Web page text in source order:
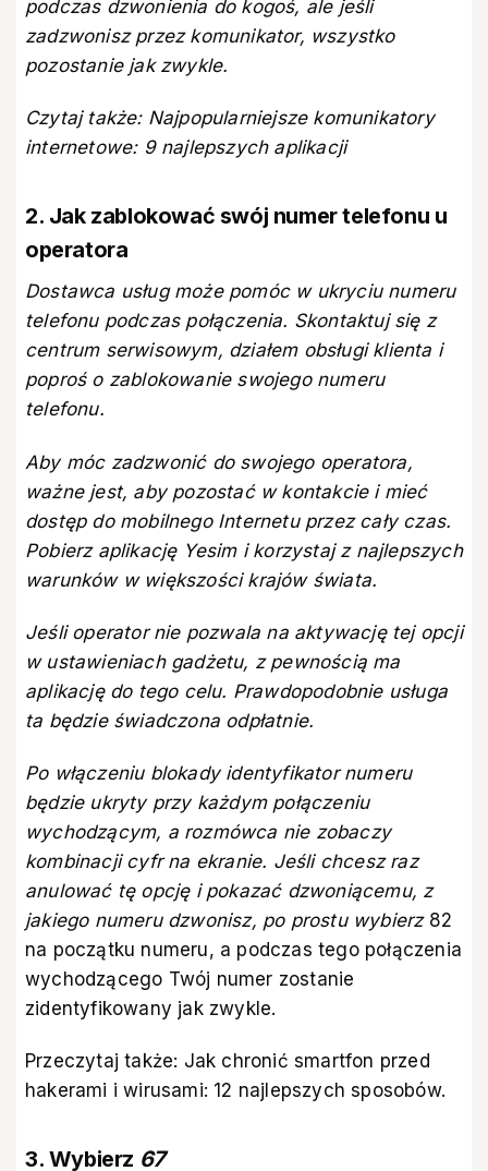
podczas dzwonienia do kogoś, ale jeśli
zadzwonisz przez komunikator, wszystko
pozostanie jak zwykle.
Czytaj także: Najpopularniejsze komunikatory
internetowe: 9 najlepszych aplikacji
2. Jak zablokować swój numer telefonu u
operatora
Dostawca usług może pomóc w ukryciu numeru
telefonu podczas połączenia. Skontaktuj się z
centrum serwisowym, działem obsługi klienta i
poproś o zablokowanie swojego numeru
telefonu.
Aby móc zadzwonić do swojego operatora,
ważne jest, aby pozostać w kontakcie i mieć
dostęp do mobilnego Internetu przez cały czas.
Pobierz aplikację Yesimi korzystaj z najlepszych
warunków w większości krajów świata.
Jeśli operator nie pozwala na aktywację tej opcji
w ustawieniach gadżetu, z pewnością ma
aplikację do tego celu. Prawdopodobnie usługa
ta będzie świadczona odpłatnie.
Po włączeniu blokady identyfikator numeru
będzie ukryty przy każdym połączeniu
wychodzącym, a rozmówca nie zobaczy
kombinacji cyfr na ekranie. Jeśli chcesz raz
anulować tę opcję i pokazać dzwoniącemu, z
jakiego numeru dzwonisz, po prostu wybierz 82
na początku numeru, a podczas tego połączenia
wychodzącego Twój numer zostanie
zidentyfikowany jak zwykle.
Przeczytaj także: Jak chronić smartfon przed
hakerami i wirusami: 12 najlepszych sposobów.
3. Wybierz 67